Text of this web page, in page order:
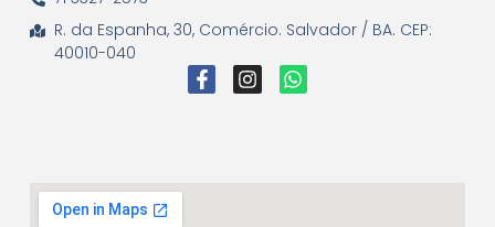
R. da Espanha, 30, Comércio. Salvador / BA. CEP:
40010-040